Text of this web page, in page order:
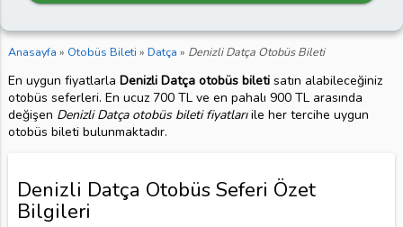
Anasayfa » Otobüs Bileti » Datça » Denizli Datça Otobüs Bileti
En uygun fiyatlarla Denizli Datça otobüs biletisatın alabileceğiniz
otobüs seferleri. En ucuz 700 TL ve en pahalı 900 TL arasında
değişen Denizli Datça otobüs bileti fiyatlarıile her tercihe uygun
otobüs bileti bulunmaktadır.
Denizli Datça Otobüs Seferi Özet
Bilgileri